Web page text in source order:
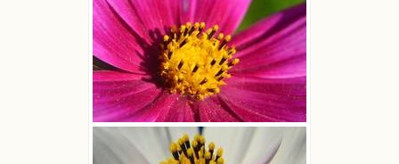
Kosmos pierzasty
Joanna Boisse
Kosmos pierzasty